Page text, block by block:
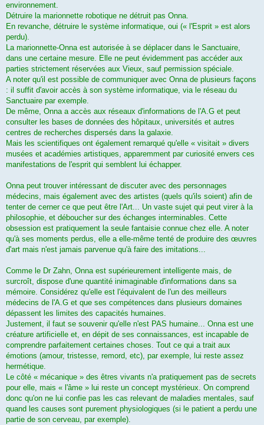
environnement.
Détruire la marionnette robotique ne détruit pas Onna.
En revanche, détruire le système informatique, oui (« l'Esprit » est alors
perdu).
La marionnette-Onna est autorisée à se déplacer dans le Sanctuaire,
dans une certaine mesure. Elle ne peut évidemment pas accéder aux
parties strictement réservées aux Vieux, sauf permission spéciale.
A noter qu'il est possible de communiquer avec Onna de plusieurs façons
: il suffit d'avoir accès à son système informatique, via le réseau du
Sanctuaire par exemple.
De même, Onna a accès aux réseaux d'informations de l'A.G et peut
consulter les bases de données des hôpitaux, universités et autres
centres de recherches dispersés dans la galaxie.
Mais les scientifiques ont également remarqué qu'elle « visitait » divers
musées et académies artistiques, apparemment par curiosité envers ces
manifestations de l'esprit qui semblent lui échapper.
Onna peut trouver intéressant de discuter avec des personnages
médecins, mais également avec des artistes (quels qu'ils soient) afin de
tenter de cerner ce que peut être l'Art... Un vaste sujet qui peut virer à la
philosophie, et déboucher sur des échanges interminables. Cette
obsession est pratiquement la seule fantaisie connue chez elle. A noter
qu'à ses moments perdus, elle a elle-même tenté de produire des œuvres
d'art mais n'est jamais parvenue qu'à faire des imitations...
Comme le Dr Zahn, Onna est supérieurement intelligente mais, de
surcroît, dispose d'une quantité inimaginable d'informations dans sa
mémoire. Considérez qu'elle est l'équivalent de l'un des meilleurs
médecins de l'A.G et que ses compétences dans plusieurs domaines
dépassent les limites des capacités humaines.
Justement, il faut se souvenir qu'elle n'est PAS humaine... Onna est une
créature artificielle et, en dépit de ses connaissances, est incapable de
comprendre parfaitement certaines choses. Tout ce qui a trait aux
émotions (amour, tristesse, remord, etc), par exemple, lui reste assez
hermétique.
Le côté « mécanique » des êtres vivants n'a pratiquement pas de secrets
pour elle, mais « l'âme » lui reste un concept mystérieux. On comprend
donc qu'on ne lui confie pas les cas relevant de maladies mentales, sauf
quand les causes sont purement physiologiques (si le patient a perdu une
partie de son cerveau, par exemple).